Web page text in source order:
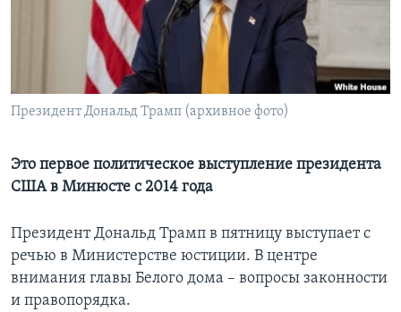
Learning English
СОЦИАЛЬНЫЕ СЕТИ
Языки
Президент Дональд Трамп (архивное фото)
Это первое политическое выступление президента
США в Минюсте с 2014 года
Президент Дональд Трамп в пятницу выступает с
речью в Министерстве юстиции. В центре
внимания главы Белого дома – вопросы законности
и правопорядка.